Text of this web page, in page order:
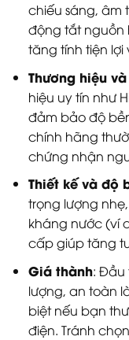
chiếu sáng, âm
động tắt nguồn
tăng tính tiện lợi
Thương hiệu
hiệu uy tín như
đảm bảo độ
chính hãng
chứng nhận
Thiết kế và độ
trọng lượng
kháng nước (ví
cấp giúp tăng
Giá thành: Đầu
lượng, an toàn
biệt nếu bạn
điện. Tránh